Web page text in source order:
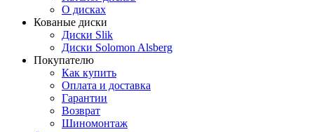
О дисках
Кованые диски
Диски Slik
Диски Solomon Alsberg
Покупателю
Как купить
Оплата и доставка
Гарантии
Возврат
Шиномонтаж